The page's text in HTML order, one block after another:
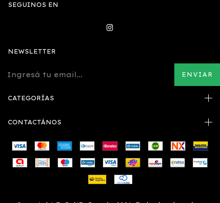
SEGUINOS EN
NEWSLETTER
CATEGORÍAS
CONTACTÁNOS